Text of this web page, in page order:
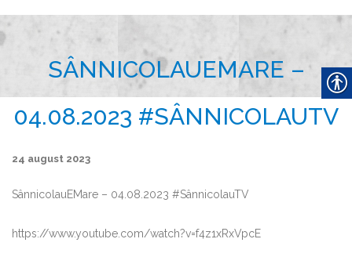
u
p
:
SÂNNICOLAUEMARE –
04.08.2023 #SÂNNICOLAUTV
24 august 2023
SânnicolauEMare – 04.08.2023 #SânnicolauTV
https://www.youtube.com/watch?v=f4z1xRxVpcE